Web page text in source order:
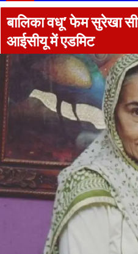
बालिका वधू’ फेम सुरेखा
आईसीयू में एडमिट